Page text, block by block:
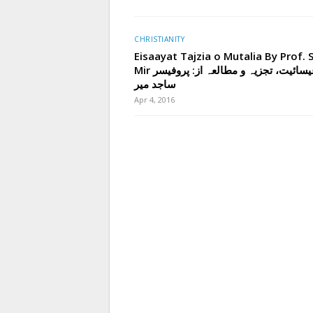
CHRISTIANITY
Eisaayat Tajzia o Mutalia By Prof.
Mir عیسائیت، تجزیہ و مطالعہ از: پروفیسر
ساجد میر
Apr 4, 2016